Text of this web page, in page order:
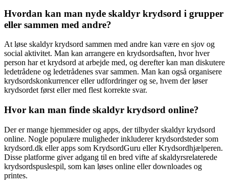
Hvordan kan man nyde skaldyr krydsord i grupper
eller sammen med andre?
At løse skaldyr krydsord sammen med andre kan være en sjov og
social aktivitet. Man kan arrangere en krydsordsaften, hvor hver
person har et krydsord at arbejde med, og derefter kan man diskutere
ledetrådene og ledetrådenes svar sammen. Man kan også organisere
krydsordskonkurrencer eller udfordringer og se, hvem der løser
krydsordet først eller med flest korrekte svar.
Hvor kan man finde skaldyr krydsord online?
Der er mange hjemmesider og apps, der tilbyder skaldyr krydsord
online. Nogle populære muligheder inkluderer krydsordsteder som
krydsord.dk eller apps som KrydsordGuru eller Krydsordhjælperen.
Disse platforme giver adgang til en bred vifte af skaldyrsrelaterede
krydsordspuslespil, som kan løses online eller downloades og
printes.